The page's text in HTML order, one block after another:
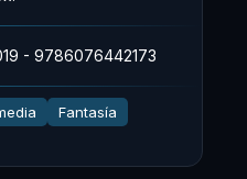
- 9786076442173
Fantasía